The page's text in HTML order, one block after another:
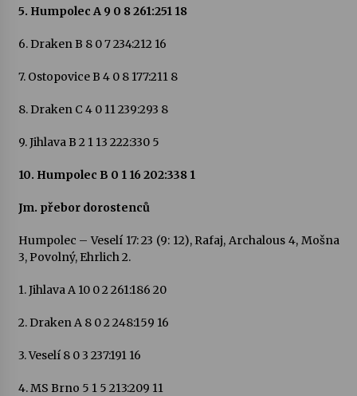
22. 7. 2026
Vysočinka
Ozvěny prázdnin
13. 7. 2026
Varhanní recitál Michala Novenka v Klášteře
3. 7. 2026
Petr Adamec – Malovaný svět
30. 6. 2026
5. Humpolec A 9 0 8 261:251 18
6. Draken B 8 0 7 234:212 16
7. Ostopovice B 4 0 8 177:211 8
8. Draken C 4 0 11 239:293 8
9. Jihlava B 2 1 13 222:330 5
10. Humpolec B 0 1 16 202:338 1
Jm. přebor dorostenců
Humpolec – Veselí 17: 23 (9: 12), Rafaj, Archalous 4, Mošna
3, Povolný, Ehrlich 2.
1. Jihlava A 10 0 2 261:186 20
2. Draken A 8 0 2 248:159 16
3. Veselí 8 0 3 237:191 16
4. MS Brno 5 1 5 213:209 11